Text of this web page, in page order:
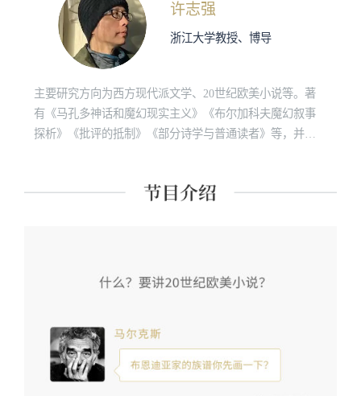
许志强
浙江大学教授、博导
主要研究方向为西方现代派文学、20世纪欧美小说等。著
有《马孔多神话和魔幻现实主义》《布尔加科夫魔幻叙事
探析》《批评的抵制》《部分诗学与普通读者》等，并有